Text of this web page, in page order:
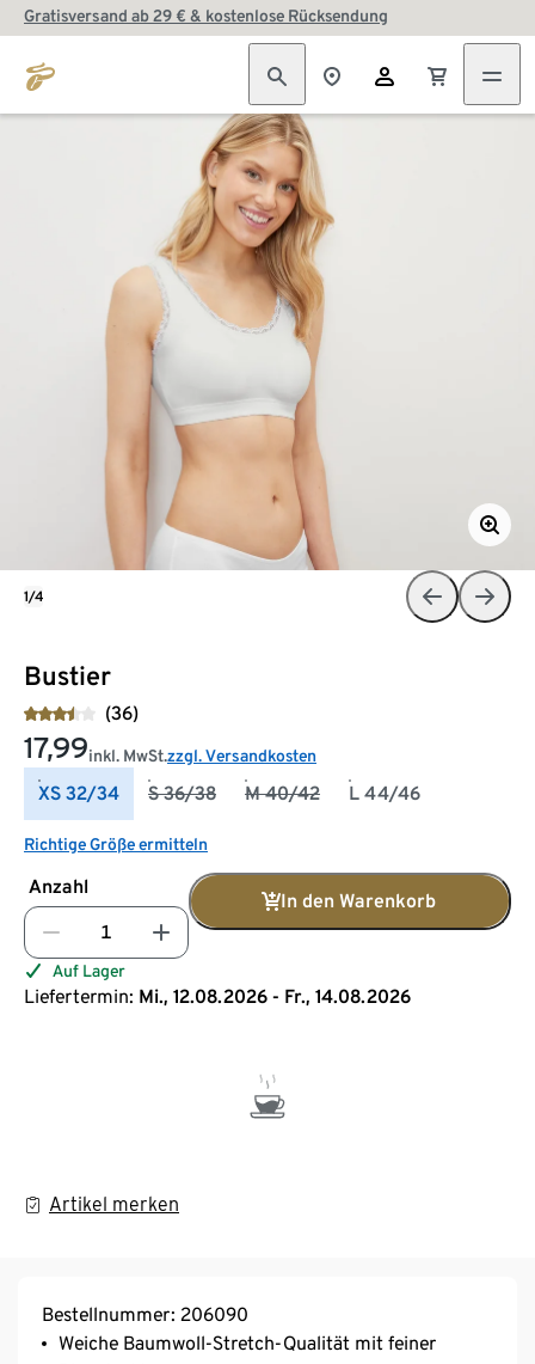
Gratisversand ab 29 € & kostenlose Rücksendung
Bustier
(36)
17,99inkl. MwSt.zzgl. Versandkosten
XS 32/34 S 36/38 M 40/42 L 44/46
Richtige Größe ermitteln
Anzahl
In den Warenkorb
Auf Lager
Liefertermin: Mi., 12.08.2026 - Fr., 14.08.2026
Artikel merken
1/4
Bestellnummer: 206090
Weiche Baumwoll-Stretch-Qualität mit feiner